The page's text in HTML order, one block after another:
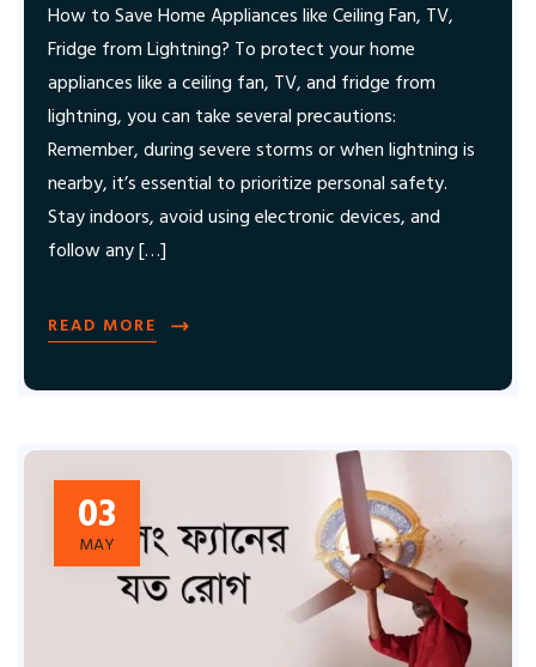
How to Save Home Appliances like Ceiling Fan, TV,
Fridge from Lightning? To protect your home
appliances like a ceiling fan, TV, and fridge from
lightning, you can take several precautions:
Remember, during severe storms or when lightning is
nearby, it’s essential to prioritize personal safety.
Stay indoors, avoid using electronic devices, and
follow any […]
READ MORE
03
MAY